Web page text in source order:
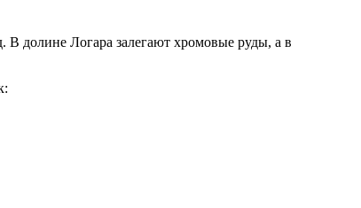
долине Логара залегают хромовые руды, а в